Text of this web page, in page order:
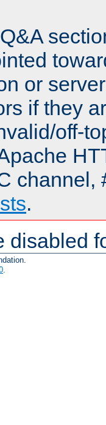
or
if they
off-
channel,
.
disabled